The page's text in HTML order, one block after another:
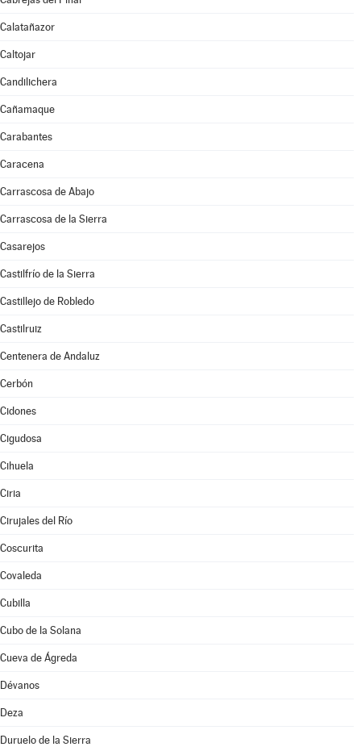
Calatañazor
Caltojar
Candilichera
Cañamaque
Carabantes
Caracena
Carrascosa de Abajo
Carrascosa de la Sierra
Casarejos
Castilfrío de la Sierra
Castillejo de Robledo
Castilruiz
Centenera de Andaluz
Cerbón
Cidones
Cigudosa
Cihuela
Ciria
Cirujales del Río
Coscurita
Covaleda
Cubilla
Cubo de la Solana
Cueva de Ágreda
Dévanos
Deza
Duruelo de la Sierra